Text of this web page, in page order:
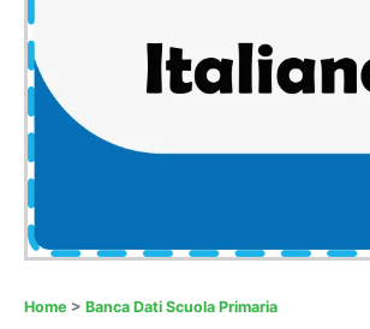
Home > Banca Dati Scuola Primaria